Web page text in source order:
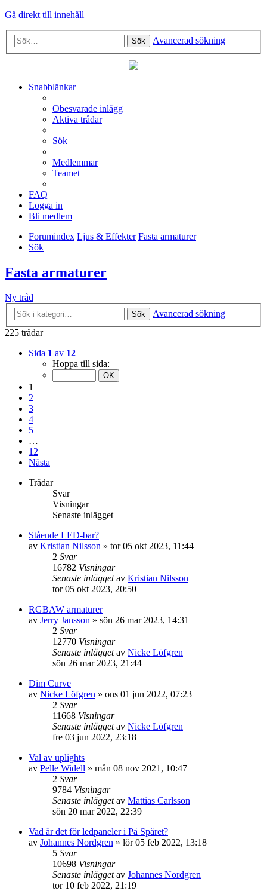
Gå direkt till innehåll
Sök Avancerad sökning
Snabblänkar
Obesvarade inlägg
Aktiva trådar
Sök
Medlemmar
Teamet
FAQ
Logga in
Bli medlem
Forumindex Ljus & Effekter Fasta armaturer
Sök
Fasta armaturer
Ny tråd
Sök
Avancerad sökning
225 trådar
Sida 1 av 12
Hoppa till sida:
1
2
3
4
5
…
12
Nästa
Trådar
Svar
Visningar
Senaste inlägget
Stående LED-bar?
av Kristian Nilsson » tor 05 okt 2023, 11:44
2 Svar
16782 Visningar
Senaste inläggetav Kristian Nilsson
tor 05 okt 2023, 20:50
RGBAW armaturer
av Jerry Jansson » sön 26 mar 2023, 14:31
2 Svar
12770 Visningar
Senaste inläggetav Nicke Löfgren
sön 26 mar 2023, 21:44
Dim Curve
av Nicke Löfgren » ons 01 jun 2022, 07:23
2 Svar
11668 Visningar
Senaste inläggetav Nicke Löfgren
fre 03 jun 2022, 23:18
Val av uplights
av Pelle Widell » mån 08 nov 2021, 10:47
2 Svar
9784 Visningar
Senaste inläggetav Mattias Carlsson
sön 20 mar 2022, 22:39
Vad är det för ledpaneler i På Spåret?
av Johannes Nordgren » lör 05 feb 2022, 13:18
5 Svar
10698 Visningar
Senaste inläggetav Johannes Nordgren
tor 10 feb 2022, 21:19